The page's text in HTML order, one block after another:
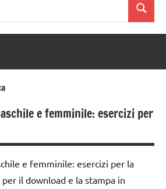
Cerca
e femminile: esercizi per
e femminile: esercizi per la
il download e la stampa in